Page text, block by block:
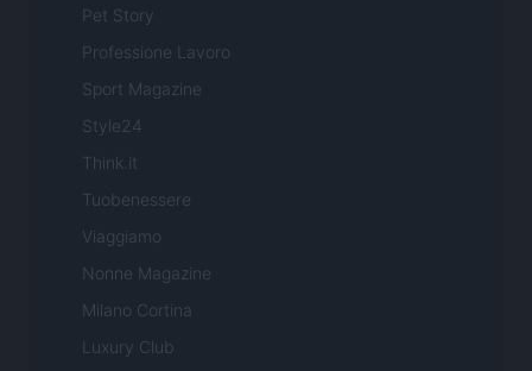
Pet Story
Professione Lavoro
Sport Magazine
Style24
Think.it
Tuobenessere
Viaggiamo
Nonne Magazine
Milano Cortina
Luxury Club